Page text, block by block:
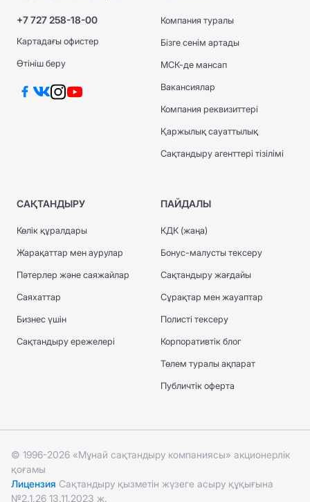
+7 727 258-18-00
Картадағы офистер
Өтініш беру
Компания туралы
Бізге сенім артады
МСК-де мансап
Вакансиялар
Компания реквизиттері
Қаржылық сауаттылық
Сақтандыру агенттері тізілімі
САҚТАНДЫРУ
Көлік құралдары
Жарақаттар мен аурулар
Пәтерлер және саяжайлар
Саяхаттар
Бизнес үшін
Сақтандыру ережелері
ПАЙДАЛЫ
КДК (жаңа)
Бонус-малусты тексеру
Сақтандыру жағдайы
Сұрақтар мен жауаптар
Полисті тексеру
Корпоративтік блог
Төлем туралы ақпарат
Публичтік оферта
© 1996-2026 «Мұнай сақтандыру компаниясы» акционерлік
қоғамы
Лицензия Сақтандыру қызметін жүзеге асыру құқығына
№2.1.26 13.11.2023 ж.